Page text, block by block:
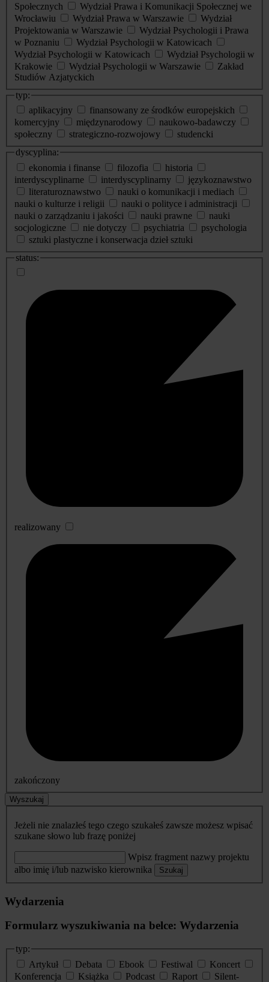
Społecznych
Wydział Prawa i Komunikacji Społecznej we
Wrocławiu
Wydział Prawa w Warszawie
Wydział
Projektowania w Warszawie
Wydział Psychologii i Prawa
w Poznaniu
Wydział Psychologii w Katowicach
Wydział Psychologii w Katowicach
Wydział Psychologii w
Krakowie
Wydział Psychologii w Warszawie
Zakład
Studiów Azjatyckich
typ:
aplikacyjny
finansowany ze środków europejskich
komercyjny
międzynarodowy
naukowo-badawczy
społeczny
strategiczno-rozwojowy
studencki
dyscyplina:
ekonomia i finanse
filozofia
historia
interdyscyplinarne
interdyscyplinarny
językoznawstwo
literaturoznawstwo
nauki o komunikacji i mediach
nauki o kulturze i religii
nauki o polityce i administracji
nauki o zarządzaniu i jakości
nauki prawne
nauki
socjologiczne
nie dotyczy psychiatria
psychologia
sztuki plastyczne i konserwacja dzieł sztuki
status:
realizowany
zakończony
Wyszukaj
Jeżeli nie znalazłeś tego czego szukałeś zawsze możesz wpisać
szukane słowo lub frazę poniżej
Wpisz fragment nazwy projektu
albo imię i/lub nazwisko kierownika
Szukaj
Wydarzenia
Formularz wyszukiwania na belce: Wydarzenia
typ:
Artykuł
Debata Ebook Festiwal
Koncert
Konferencja
Książka Podcast Raport
Silent-